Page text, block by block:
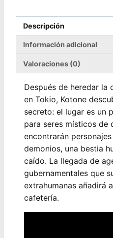
Descripción
Información adicional
Valoraciones (0)
Después de heredar la
en Tokio, Kotone
secreto: el lugar es un
para seres místicos de
encontrarán
demonios, una bestia
caído. La llegada de
gubernamentales que
extrahumanas añadirá
cafetería.